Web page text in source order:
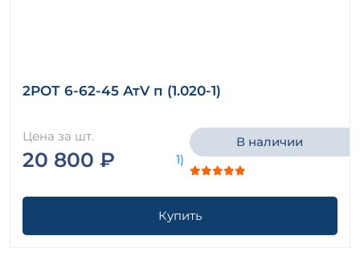
2РОТ 6-62-45 АтV п (1.020-1)
Цена за шт.
20 800 ₽
В наличии
Купить